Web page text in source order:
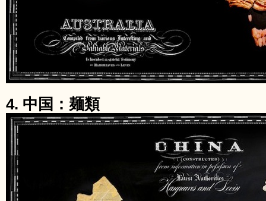
4. 中国：麺類